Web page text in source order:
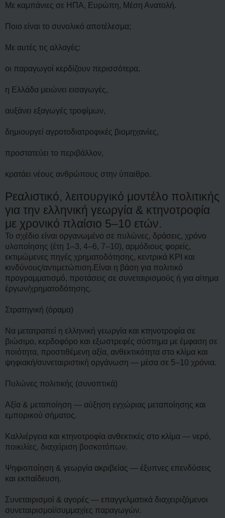
Με καμπάνιες σε ΗΠΑ, Ευρώπη, Μέση Ανατολή.
Ποιο είναι το συνολικό αποτέλεσμα;
Με αυτές τις αλλαγές:
οι παραγωγοί κερδίζουν περισσότερα,
η Ελλάδα μειώνει εισαγωγές,
αυξάνει εξαγωγές τροφίμων,
δημιουργεί αγροτοδιατροφικές βιομηχανίες,
προστατεύει το περιβάλλον,
κρατάει νέους ανθρώπους στην ύπαιθρο.
Ρεαλιστικό, λειτουργικό μοντέλο πολιτικής
για την ελληνική γεωργία & κτηνοτροφία
με χρονικό πλαίσιο 5–10 ετών.
Το σχέδιο είναι οργανωμένο σε πυλώνες, δράσεις, χρόνο
υλοποίησης (έτη 1–3, 4–6, 7–10), αρμόδιους φορείς,
εκτιμώμενες πηγές χρηματοδότησης, κεντρικά KPI και
κινδύνους/αντιμετώπιση.Είναι η βάση για πολιτικό
προγραμματισμό, προτάσεις σε συνεταιρισμούς ή για αίτημα
έργων/χρηματοδότησης.
Στρατηγική (όραμα)
Να μετατραπεί η ελληνική γεωργία και κτηνοτροφία σε
βιώσιμο, κερδοφόρο και εξωστρεφές σύστημα με έμφαση σε
ποιότητα, προστιθέμενη αξία, ανθεκτικότητα στο κλίμα και
ψηφιακή/συνεταιριστική οργάνωση — μέσα σε 5–10 χρόνια.
Πυλώνες πολιτικής (συνοπτικά)
Αξία & μεταποίηση — αύξηση εγχώριας μεταποίησης και
εμπορικού σήματος.
Καλλιέργεια και κτηνοτροφία ανθεκτικές στο κλίμα — νερό,
ποικιλίες, διαχείριση βοσκοτόπων.
Ψηφιοποίηση & γεωργία ακριβείας — έξυπνες επενδύσεις
και εκπαίδευση.
Συνεταιρισμοί & αγορές — επαγγελματικά διαχειριζόμενοι
συνεταιρισμοί/συμμαχίες παραγωγών.